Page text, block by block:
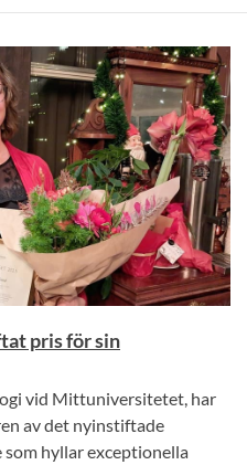
pris för sin
vid Mittuniversitetet, har
av det nyinstiftade
som hyllar exceptionella